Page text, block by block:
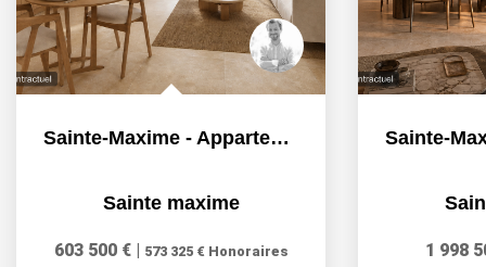
Sainte-Maxime - Appartement 2 pièces - 54m² avec jardin et...
Sainte maxime
603 500 € | 573 325 € Honoraires
1 998